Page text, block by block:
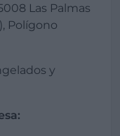
Las Palmas
Polígono
y